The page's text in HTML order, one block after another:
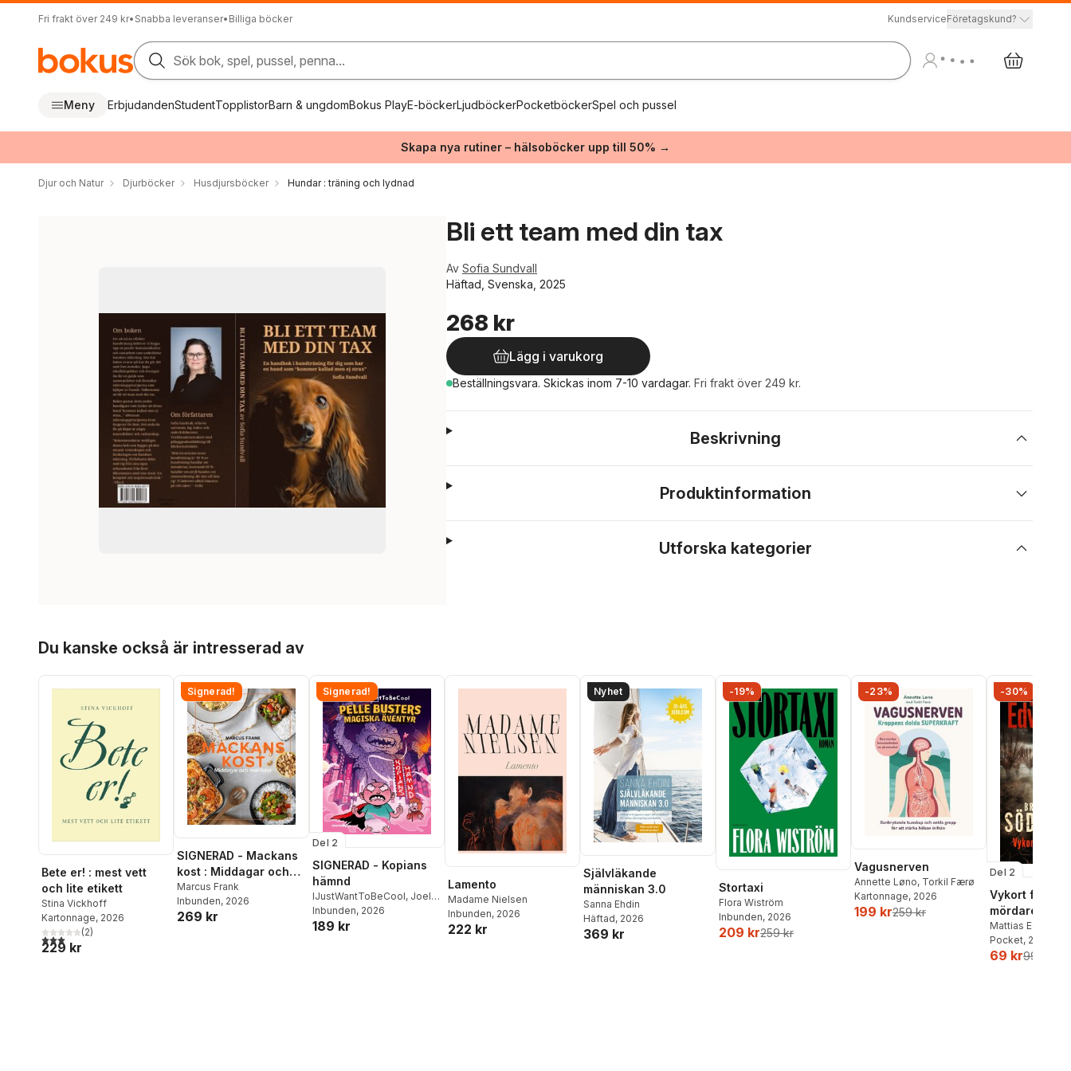
Fri frakt över 249 kr• Snabba leveranser• Billiga böcker KundserviceFöretagskund?
Sök bok, spel, pussel, penna...
Meny ErbjudandenStudentTopplistorBarn & ungdomBokus PlayE-böckerLjudböckerPocketböckerSpel och pussel
Skapa nya rutiner – hälsoböcker upp till 50% →
Djur och Natur Djurböcker Husdjursböcker Hundar : träning och lydnad
Bli ett team med din tax
Av Sofia Sundvall
Häftad, Svenska, 2025
268 kr
Lägg i varukorg
Beställningsvara. Skickas inom 7-10 vardagar. Fri frakt över 249 kr.
Beskrivning
Produktinformation
Utforska kategorier
Du kanske också är intresserad av
Bete er! : mest vett
och lite etikett
Stina Vickhoff
Kartonnage, 2026
3,0utav 5 stjärnor. Totalt antal röster:
(2)
229 kr
Signerad!
SIGNERAD - Mackans
kost : Middagar och
matlådor
Marcus Frank
Inbunden, 2026
269 kr
Signerad!
Del 2
SIGNERAD - Kopians
hämnd
IJustWantToBeCool, Joel
Adolphson,Emil Ejdemo
Beer ,Victor Beer
Inbunden, 2026
189 kr
Lamento
Madame Nielsen
Inbunden, 2026
222 kr
Nyhet
Självläkande
människan 3.0
Sanna Ehdin
Häftad, 2026
369 kr
-19%
Stortaxi
Flora Wiström
Inbunden, 2026
209 kr259 kr
-23%
Vagusnerven
Annette Løno, Torkil Færø
Kartonnage, 2026
199 kr259 kr
-30%
Del 2
Vykort från en
mördare
Mattias
Pocket, 2026
69 kr99 kr